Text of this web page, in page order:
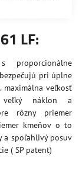
LF:
proporcionálne
pri úplne
maximálna veľkosť
veľký náklon a
rôzny priemer
kmeňov o to
a spoľahlivý posuv
( SP patent)